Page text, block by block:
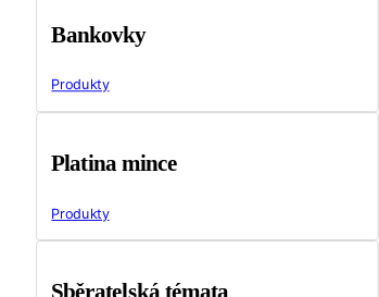
Bankovky
Produkty
Platina mince
Produkty